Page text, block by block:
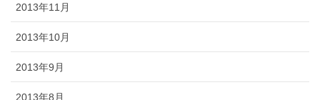
2013年11月
2013年10月
2013年9月
2013年8月